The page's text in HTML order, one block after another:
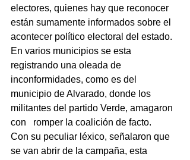
electores, quienes hay que reconocer
están sumamente informados sobre el
acontecer político electoral del estado.
En varios municipios se esta
registrando una oleada de
inconformidades, como es del
municipio de Alvarado, donde los
militantes del partido Verde, amagaron
con   romper la coalición de facto.
Con su peculiar léxico, señalaron que
se van abrir de la campaña, esta